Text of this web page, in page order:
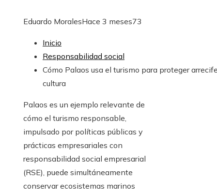
Eduardo MoralesHace 3 meses73
Inicio
Responsabilidad social
Cómo Palaos usa el turismo para proteger
cultura
Palaos es un ejemplo relevante de
cómo el turismo responsable,
impulsado por políticas públicas y
prácticas empresariales con
responsabilidad social empresarial
(RSE), puede simultáneamente
conservar ecosistemas marinos